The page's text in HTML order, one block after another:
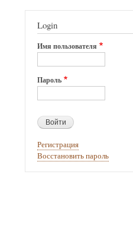
Login
Имя пользователя
Пароль
Регистрация
Восстановить пароль